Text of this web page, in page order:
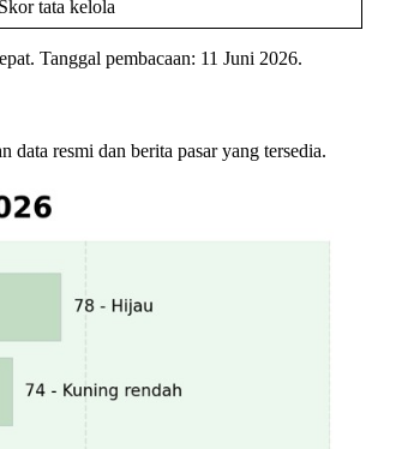
Skor tata kelola
Tanggal pembacaan: 11 Juni 2026.
resmi dan berita pasar yang tersedia.